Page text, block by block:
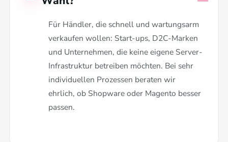
Für Händler, die schnell und wartungsarm
verkaufen wollen: Start-ups, D2C-Marken
und Unternehmen, die keine eigene Server-
Infrastruktur betreiben möchten. Bei sehr
individuellen Prozessen beraten wir
ehrlich, ob Shopware oder Magento besser
passen.